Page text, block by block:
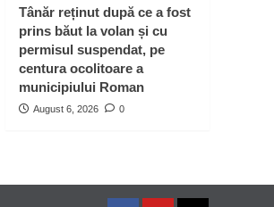
Tânăr reținut după ce a fost
prins băut la volan și cu
permisul suspendat, pe
centura ocolitoare a
municipiului Roman
August 6, 2026 0